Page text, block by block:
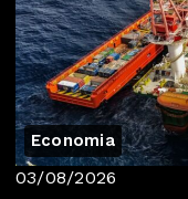
Economia
03/08/2026